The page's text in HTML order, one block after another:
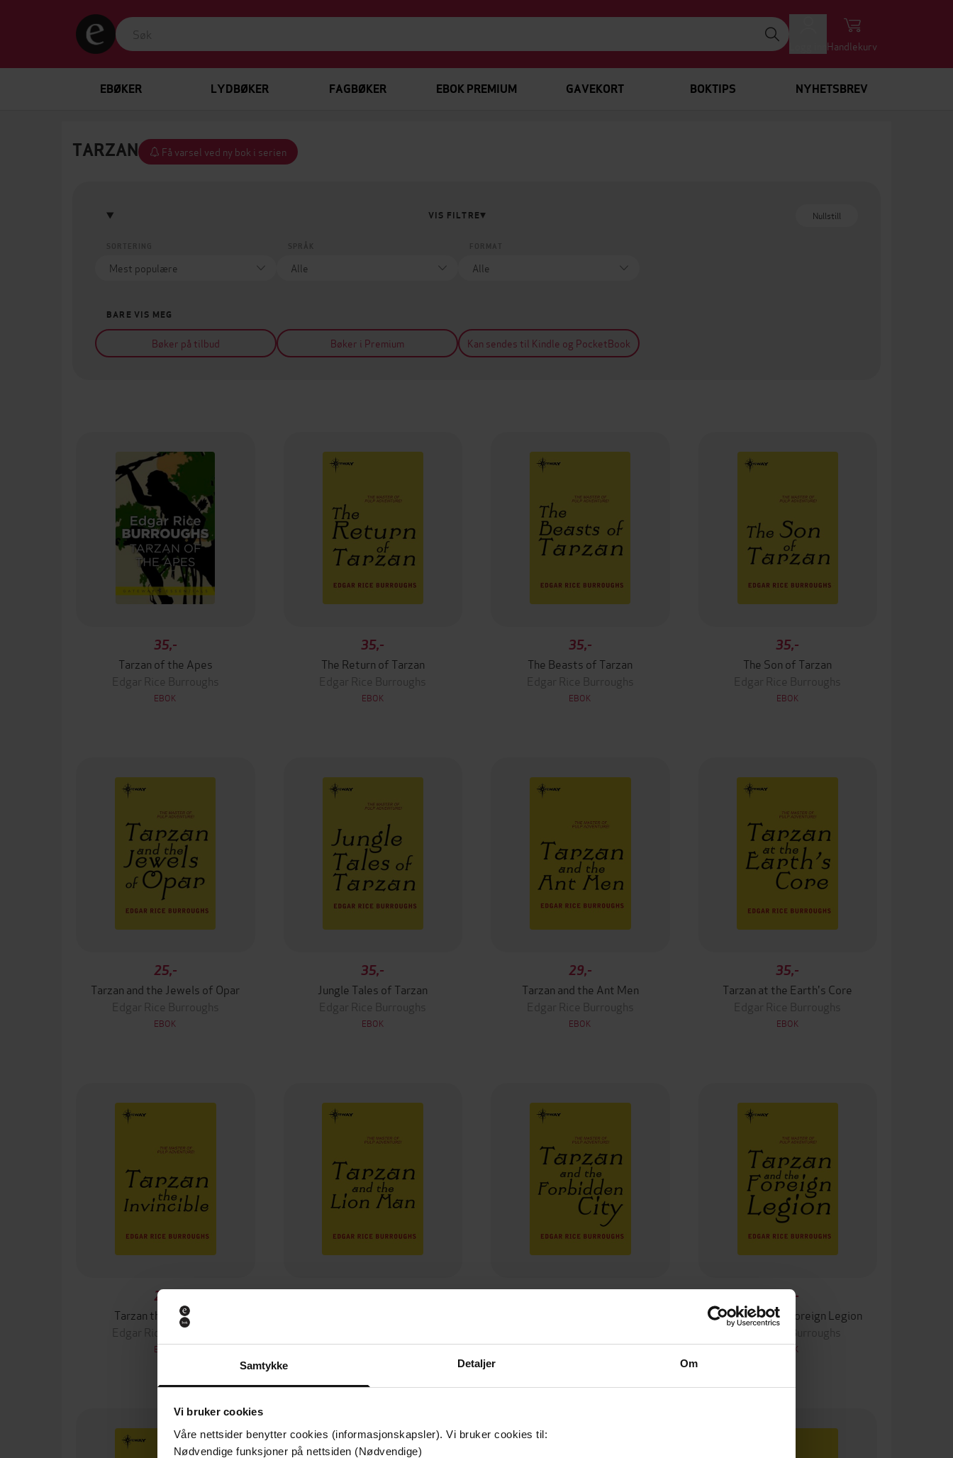
Samtykke Detaljer Om
Vi bruker cookies
Våre nettsider benytter cookies (informasjonskapsler). Vi bruker cookies til:
Nødvendige funksjoner på nettsiden (Nødvendige)
Handlekurv
EBØKER LYDBØKER FAGBØKER EBOK PREMIUM GAVEKORT BOKTIPS NYHETSBREV
TARZAN Få varsel ved ny bok i serien
VIS FILTRE Nullstill
BARE VIS MEG
Bøker på tilbud Bøker i Premium Kan sendes til Kindle og PocketBook
35,-
Tarzan of the Apes
Edgar Rice Burroughs
EBOK
35,-
The Return of Tarzan
Edgar Rice Burroughs
EBOK
35,-
The Beasts of Tarzan
Edgar Rice Burroughs
EBOK
35,-
The Son of Tarzan
Edgar Rice Burroughs
EBOK
25,-
Tarzan and the Jewels of Opar
Edgar Rice Burroughs
EBOK
35,-
Jungle Tales of Tarzan
Edgar Rice Burroughs
EBOK
29,-
Tarzan and the Ant Men
Edgar Rice Burroughs
EBOK
35,-
Tarzan at the Earth's Core
Edgar Rice Burroughs
EBOK
25,-
Tarzan the Invincible
Edgar Rice Burroughs
EBOK EBOK EBOK
39,-
Tarzan and the Foreign Legion
Edgar Rice Burroughs
EBOK